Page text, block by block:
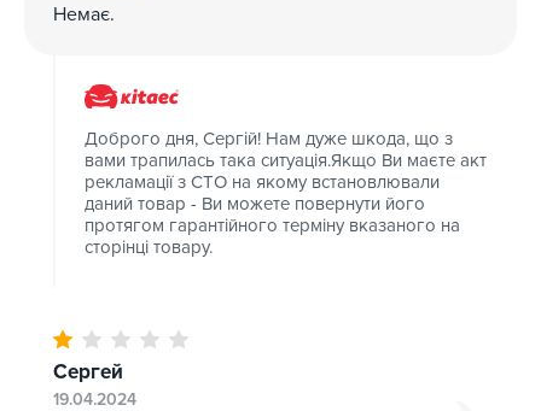
Немає.
Доброго дня, Сергій! Нам дуже шкода, що з
вами трапилась така ситуація.Якщо Ви маєте акт
рекламації з СТО на якому встановлювали
даний товар - Ви можете повернути його
протягом гарантійного терміну вказаного на
сторінці товару.
Сергей
19.04.2024